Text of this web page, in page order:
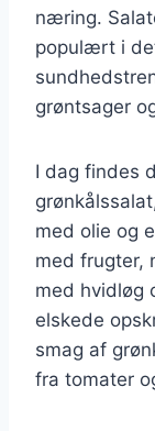
næring.
populært i
grøntsager
I dag findes
med olie og
med frugter,
med hvidløg
elskede
smag af
fra tomater